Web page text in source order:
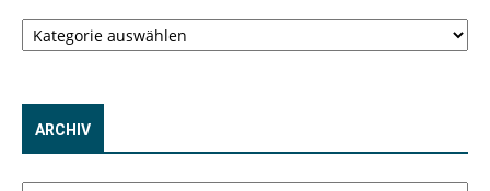
Kategorien
ARCHIV
Archiv